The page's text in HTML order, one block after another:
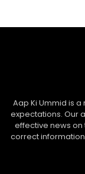
Aap Ki Ummid is
expectations. Our
effective news
correct